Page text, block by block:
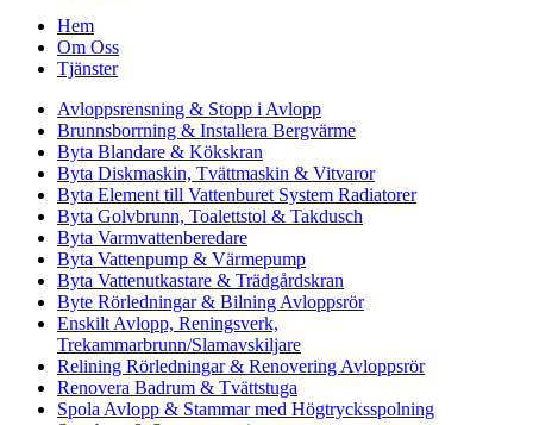
Hem
Om Oss
Tjänster
Avloppsrensning & Stopp i Avlopp
Brunnsborrning & Installera Bergvärme
Byta Blandare & Kökskran
Byta Diskmaskin, Tvättmaskin & Vitvaror
Byta Element till Vattenburet System Radiatorer
Byta Golvbrunn, Toalettstol & Takdusch
Byta Varmvattenberedare
Byta Vattenpump & Värmepump
Byta Vattenutkastare & Trädgårdskran
Byte Rörledningar & Bilning Avloppsrör
Enskilt Avlopp, Reningsverk,
Trekammarbrunn/Slamavskiljare
Relining Rörledningar & Renovering Avloppsrör
Renovera Badrum & Tvättstuga
Spola Avlopp & Stammar med Högtrycksspolning